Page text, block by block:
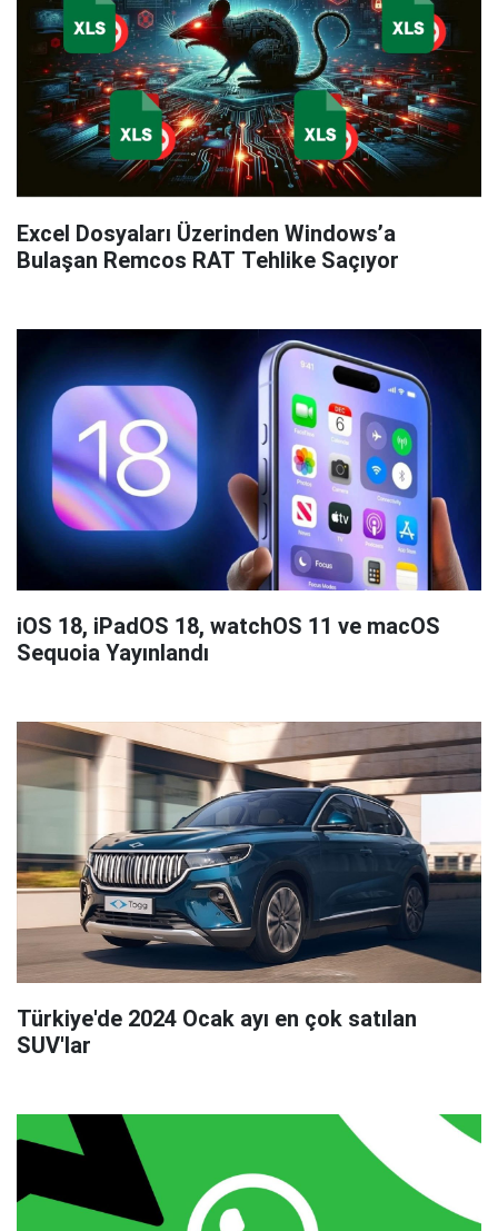
Excel Dosyaları Üzerinden Windows’a
Bulaşan Remcos RAT Tehlike Saçıyor
iOS 18, iPadOS 18, watchOS 11 ve macOS
Sequoia Yayınlandı
Türkiye'de 2024 Ocak ayı en çok satılan
SUV'lar